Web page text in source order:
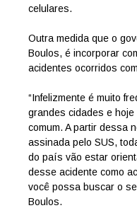
celulares.
Outra medida que o
Boulos, é incorporar
acidentes ocorridos
“Infelizmente é muito
grandes cidades e
comum. A partir dessa
assinada pelo SUS,
do país vão estar
desse acidente como
você possa buscar o
Boulos.